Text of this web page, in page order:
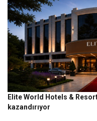
Elite World Hotels &
kazandırıyor